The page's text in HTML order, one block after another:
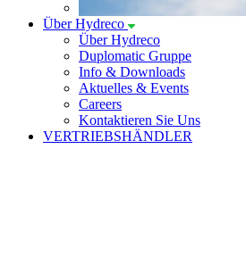
Über Hydreco
Über Hydreco
Duplomatic Gruppe
Info & Downloads
Aktuelles & Events
Careers
Kontaktieren Sie Uns
VERTRIEBSHÄNDLER